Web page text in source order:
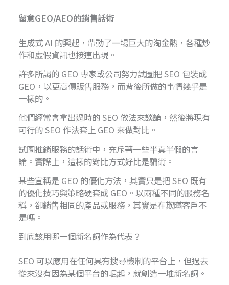
留意GEO/AEO的銷售話術
生成式 AI 的興起，帶動了一場巨大的淘金熱，各種炒
作和虛假資訊也接連出現。
許多所謂的 GEO 專家或公司努力試圖把 SEO 包裝成
GEO，以更高價販售服務，而背後所做的事情幾乎是
一樣的。
他們經常會拿出過時的 SEO 做法來談論，然後將現有
可行的 SEO 作法套上 GEO 來做對比。
試圖推銷服務的話術中，充斥著一些半真半假的言
論。實際上，這樣的對比方式好比是騙術。
某些宣稱是 GEO 的優化方法，其實只是把 SEO 既有
的優化技巧與策略硬套成 GEO。以兩種不同的服務名
稱，卻銷售相同的產品或服務，其實是在欺瞞客戶不
是嗎。
到底該用哪一個新名詞作為代表？
SEO 可以應用在任何具有搜尋機制的平台上，但過去
從來沒有因為某個平台的崛起，就創造一堆新名詞。